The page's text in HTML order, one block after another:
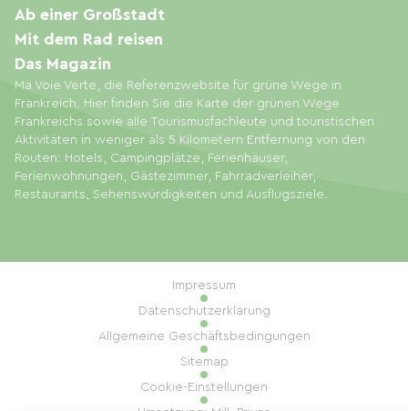
Ma Voie Verte, die Referenzwebsite für grüne Wege in
Frankreich. Hier finden Sie die Karte der grünen Wege
Frankreichs sowie alle Tourismusfachleute und touristischen
Aktivitäten in weniger als 5 Kilometern Entfernung von den
Routen: Hotels, Campingplätze, Ferienhäuser,
Ferienwohnungen, Gästezimmer, Fahrradverleiher,
Restaurants, Sehenswürdigkeiten und Ausflugsziele.
Ab einer Großstadt
Mit dem Rad reisen
Das Magazin
Impressum
Datenschutzerklärung
Allgemeine Geschäftsbedingungen
Sitemap
Cookie-Einstellungen